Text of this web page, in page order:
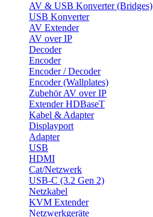
AV & USB Konverter (Bridges)
USB Konverter
AV Extender
AV over IP
Decoder
Encoder
Encoder / Decoder
Encoder (Wallplates)
Zubehör AV over IP
Extender HDBaseT
Kabel & Adapter
Displayport
Adapter
USB
HDMI
Cat/Netzwerk
USB-C (3.2 Gen 2)
Netzkabel
KVM Extender
Netzwerkgeräte